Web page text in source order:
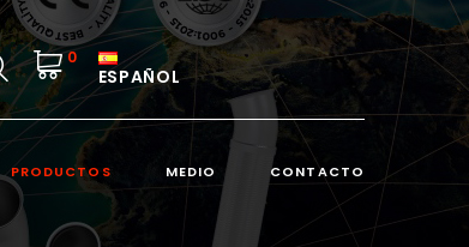
0
ESPAÑOL
PRODUCTOS MEDIO CONTACTO